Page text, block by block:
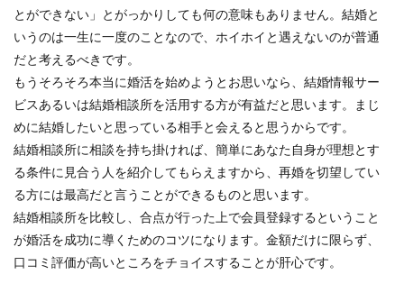
とができない」とがっかりしても何の意味もありません。結婚と
いうのは一生に一度のことなので、ホイホイと遇えないのが普通
だと考えるべきです。
もうそろそろ本当に婚活を始めようとお思いなら、結婚情報サー
ビスあるいは結婚相談所を活用する方が有益だと思います。まじ
めに結婚したいと思っている相手と会えると思うからです。
結婚相談所に相談を持ち掛ければ、簡単にあなた自身が理想とす
る条件に見合う人を紹介してもらえますから、再婚を切望してい
る方には最高だと言うことができるものと思います。
結婚相談所を比較し、合点が行った上で会員登録するということ
が婚活を成功に導くためのコツになります。金額だけに限らず、
口コミ評価が高いところをチョイスすることが肝心です。